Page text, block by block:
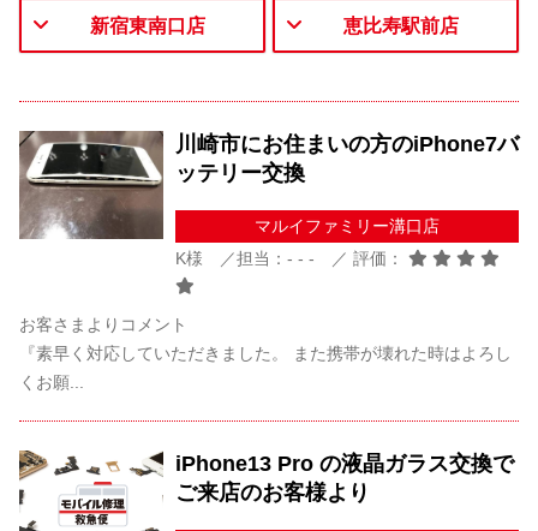
新宿東南口店 恵比寿駅前店
川崎市にお住まいの方のiPhone7バ
ッテリー交換
マルイファミリー溝口店
K様 ／担当：- - - ／ 評価：
お客さまよりコメント
『素早く対応していただきました。 また携帯が壊れた時はよろし
くお願...
iPhone13 Pro の液晶ガラス交換で
ご来店のお客様より